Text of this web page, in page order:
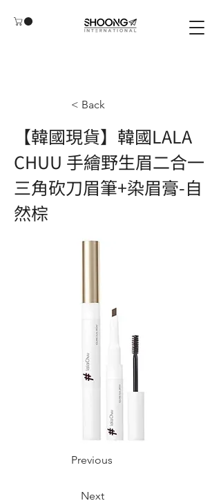
< Back
【韓國現貨】韓國LALA
CHUU 手繪野生眉二合一
三角砍刀眉筆+染眉膏-自
然棕
Previous
Next